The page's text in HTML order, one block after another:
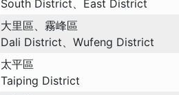
South District、East District
大里區、霧峰區
Dali District、Wufeng District
太平區
Taiping District